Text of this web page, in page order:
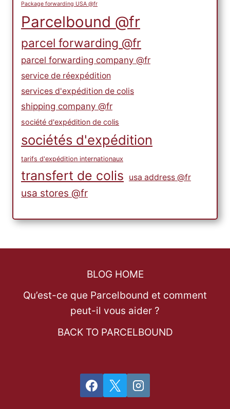
Package forwarding USA @fr
Parcelbound @fr
parcel forwarding @fr
parcel forwarding company @fr
service de réexpédition
services d'expédition de colis
shipping company @fr
société d'expédition de colis
sociétés d'expédition
tarifs d'expédition internationaux
transfert de colis usa address @fr
usa stores @fr
BLOG HOME
Qu’est-ce que Parcelbound et comment
peut-il vous aider ?
BACK TO PARCELBOUND